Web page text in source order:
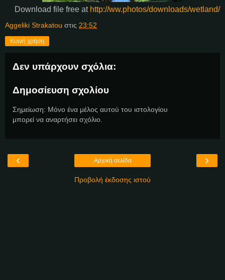
Download file free at http://ww.photos/downloads/wetland/
Aggeliki Strakatou στις 23:52
Κοινή χρήση
Δεν υπάρχουν σχόλια:
Δημοσίευση σχολίου
Σημείωση: Μόνο ένα μέλος αυτού του ιστολογίου
μπορεί να αναρτήσει σχόλιο.
‹ ›
Αρχική σελίδα
Προβολή έκδοσης ιστού